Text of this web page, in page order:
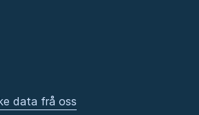
data frå oss